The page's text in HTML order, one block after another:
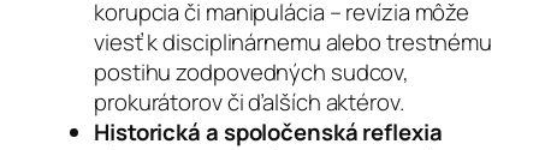
korupcia či manipulácia – revízia môže
viesť k disciplinárnemu alebo trestnému
postihu zodpovedných sudcov,
prokurátorov či ďalších aktérov.
Historická a spoločenská reflexia